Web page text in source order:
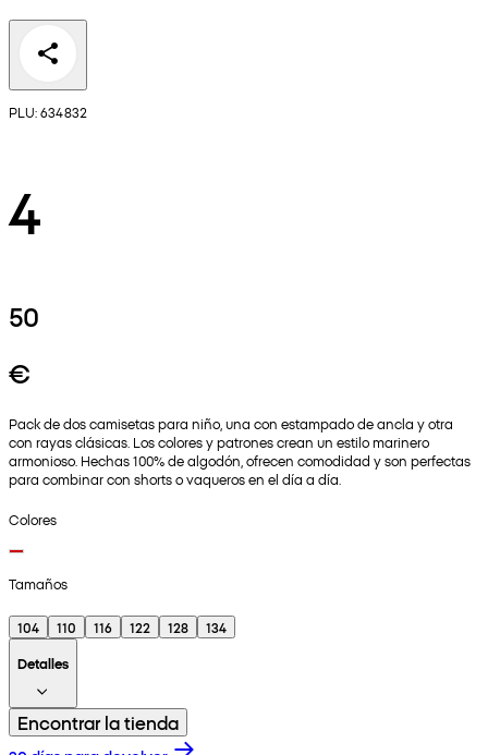
PLU: 634832
4
50
€
Pack de dos camisetas para niño, una con estampado de ancla y otra
con rayas clásicas. Los colores y patrones crean un estilo marinero
armonioso. Hechas 100% de algodón, ofrecen comodidad y son perfectas
para combinar con shorts o vaqueros en el día a día.
Colores
Tamaños
104 110 116 122 128
134
Detalles
Encontrar la tienda